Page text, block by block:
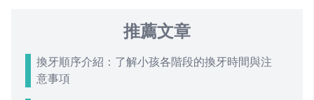
推薦文章
換牙順序介紹：了解小孩各階段的換牙時間與注
意事項